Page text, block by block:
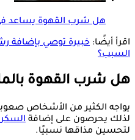
هل شرب القهوة يساعد
اقرأ أيضًا: خبيرة توصي بإضافة
السبب؟
هل شرب القهوة
يواجه الكثير من الأشخاص
لذلك يحرصون على إضافة
لتحسين مذاقها نسبيًا.